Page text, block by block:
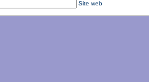
Site web